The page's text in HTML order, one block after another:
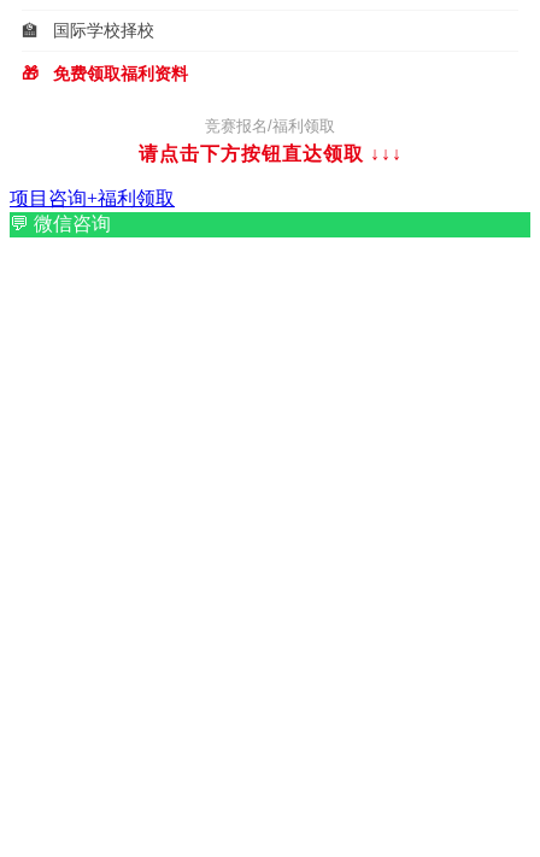
🏫 国际学校择校
🎁 免费领取福利资料
竞赛报名/福利领取
请点击下方按钮直达领取 ↓↓↓
项目咨询+福利领取
💬 微信咨询